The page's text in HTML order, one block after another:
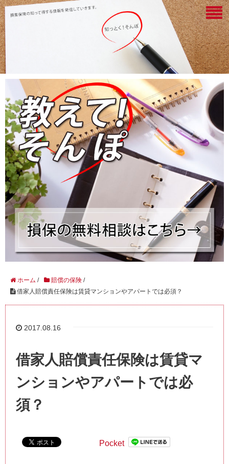
ホーム / 賠償の保険 /
借家人賠償責任保険は賃貸マンションやアパートでは必須？
2017.08.16
借家人賠償責任保険は賃貸マ
ンションやアパートでは必
須？
Pocket